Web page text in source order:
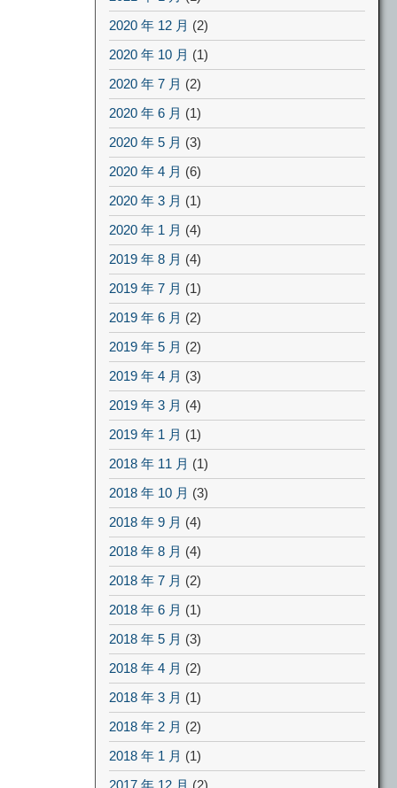
2020 年 12 月 (2)
2020 年 10 月 (1)
2020 年 7 月 (2)
2020 年 6 月 (1)
2020 年 5 月 (3)
2020 年 4 月 (6)
2020 年 3 月 (1)
2020 年 1 月 (4)
2019 年 8 月 (4)
2019 年 7 月 (1)
2019 年 6 月 (2)
2019 年 5 月 (2)
2019 年 4 月 (3)
2019 年 3 月 (4)
2019 年 1 月 (1)
2018 年 11 月 (1)
2018 年 10 月 (3)
2018 年 9 月 (4)
2018 年 8 月 (4)
2018 年 7 月 (2)
2018 年 6 月 (1)
2018 年 5 月 (3)
2018 年 4 月 (2)
2018 年 3 月 (1)
2018 年 2 月 (2)
2018 年 1 月 (1)
2017 年 12 月 (2)